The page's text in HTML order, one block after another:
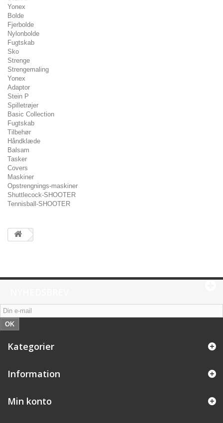
Yonex
Bolde
Fjerbolde
Nylonbolde
Fugtskab
Sko
Strenge
Strengemaling
Yonex
Adaptor
Stein P
Spilletrøjer
Basic Collection
Fugtskab
Tilbehør
Håndklæde
Balsam
Tasker
Covers
Maskiner
Opstrengnings-maskiner
Shuttlecock-SHOOTER
Tennisball-SHOOTER
OK
Kategorier
Information
Min konto